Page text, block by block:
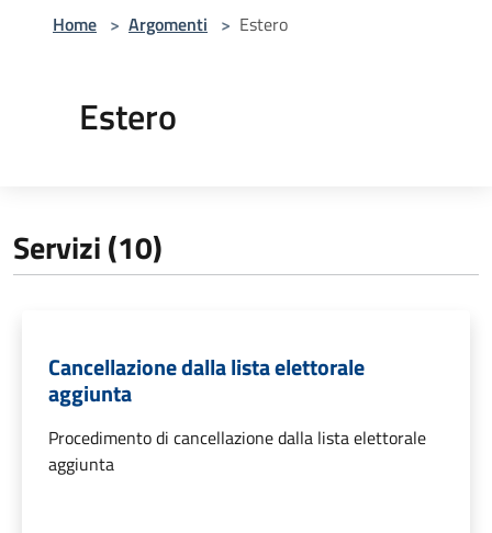
Home > Argomenti > Estero
Estero
Servizi (10)
Cancellazione dalla lista elettorale
aggiunta
Procedimento di cancellazione dalla lista elettorale
aggiunta